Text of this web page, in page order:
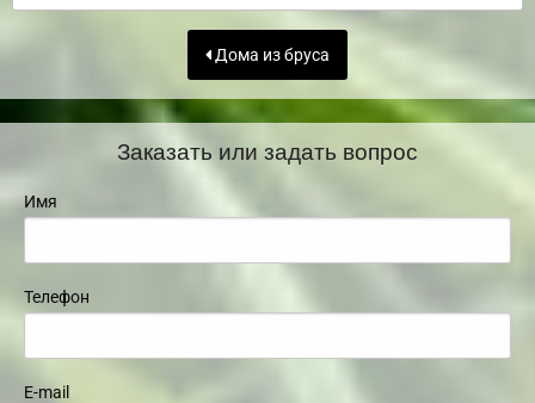
Дома из бруса
Заказать или задать вопрос
Имя
Телефон
E-mail